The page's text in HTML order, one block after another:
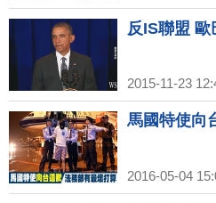
反IS聯盟 歐
2015-11-23
馬國特使向
2016-05-04